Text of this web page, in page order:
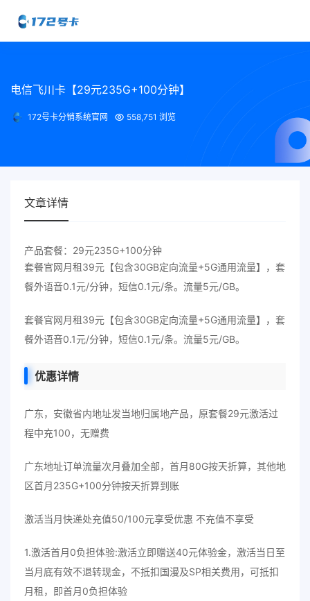
电信飞川卡【29元235G+100分钟】
172号卡分销系统官网 558,751 浏览
文章详情
产品套餐：29元235G+100分钟
套餐官网月租39元【包含30GB定向流量+5G通用流量】，套
餐外语音0.1元/分钟，短信0.1元/条。流量5元/GB。
套餐官网月租39元【包含30GB定向流量+5G通用流量】，套
餐外语音0.1元/分钟，短信0.1元/条。流量5元/GB。
优惠详情
广东，安徽省内地址发当地归属地产品，原套餐29元激活过
程中充100，无赠费
广东地址订单流量次月叠加全部，首月80G按天折算，其他地
区首月235G+100分钟按天折算到账
激活当月快递处充值50/100元享受优惠 不充值不享受
1.激活首月0负担体验:激活立即赠送40元体验金，激活当日至
当月底有效不退转现金，不抵扣国漫及SP相关费用，可抵扣
月租，即首月0负担体验